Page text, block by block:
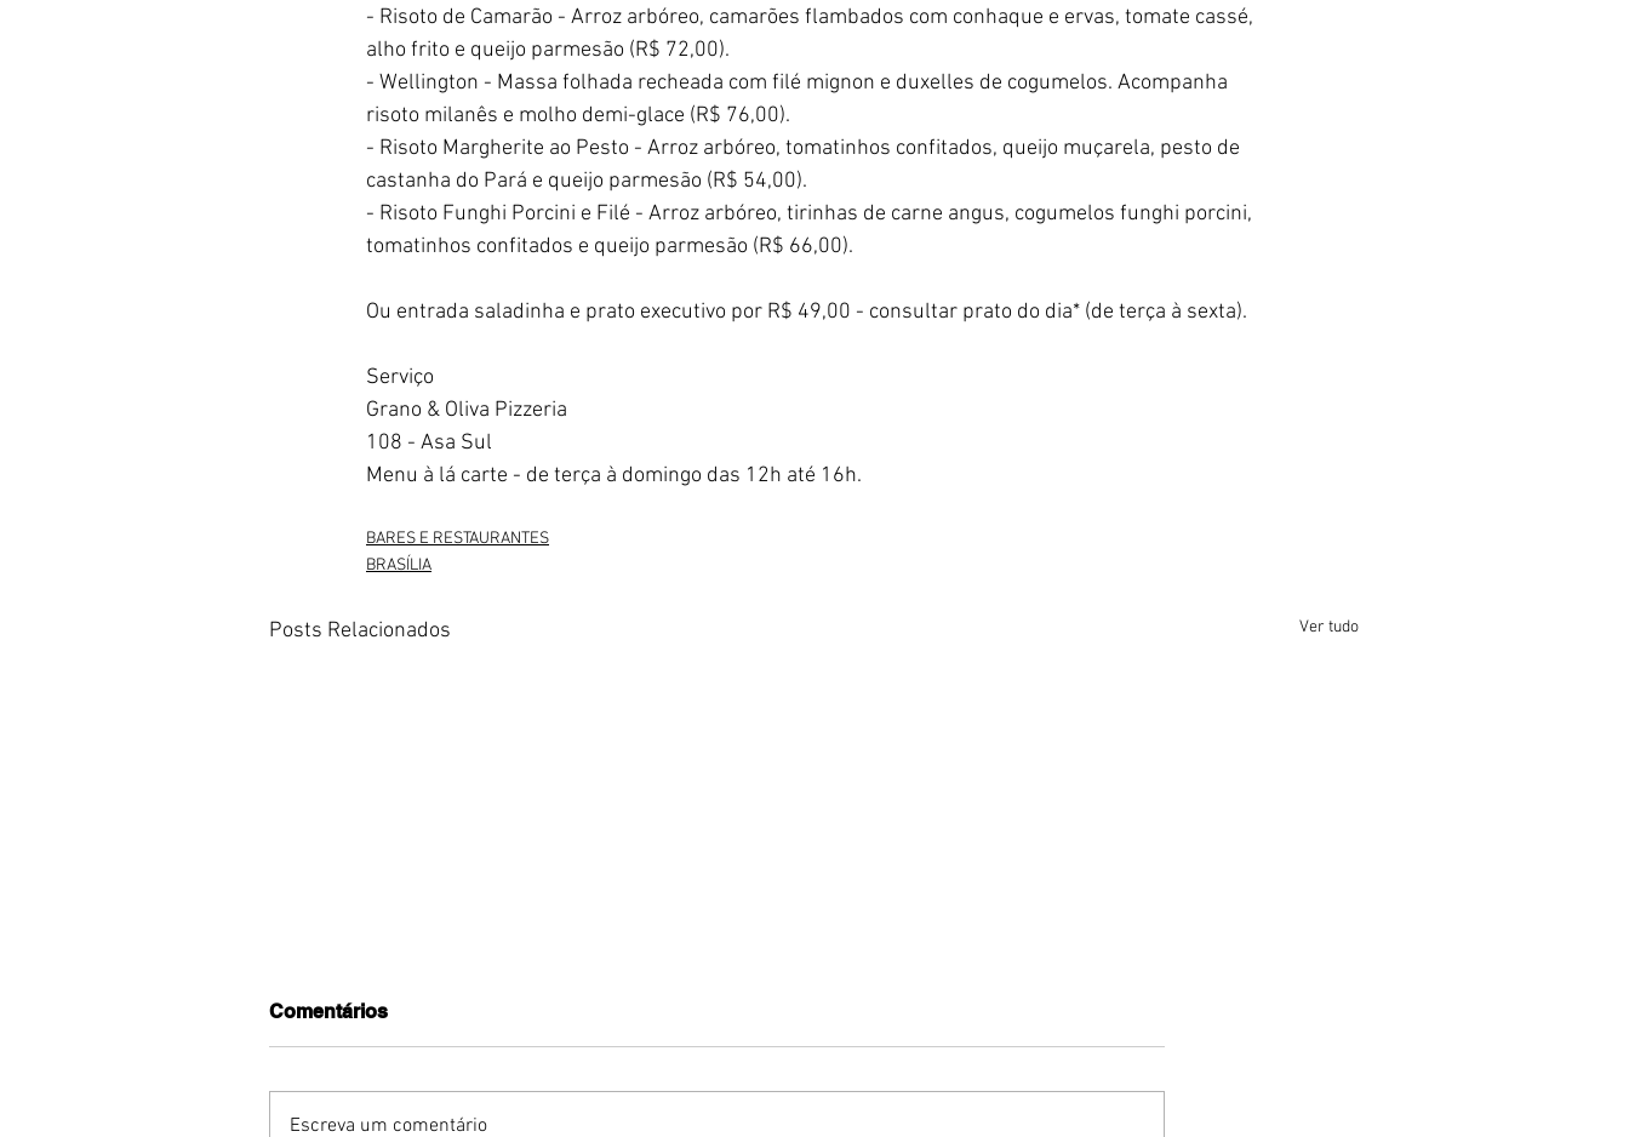
- Risoto de Camarão - Arroz arbóreo, camarões flambados com conhaque e ervas, tomate cassé,
alho frito e queijo parmesão (R$ 72,00).
- Wellington - Massa folhada recheada com filé mignon e duxelles de cogumelos. Acompanha
risoto milanês e molho demi-glace (R$ 76,00).
- Risoto Margherite ao Pesto - Arroz arbóreo, tomatinhos confitados, queijo muçarela, pesto de
castanha do Pará e queijo parmesão (R$ 54,00).
- Risoto Funghi Porcini e Filé - Arroz arbóreo, tirinhas de carne angus, cogumelos funghi porcini,
tomatinhos confitados e queijo parmesão (R$ 66,00).
Ou entrada saladinha e prato executivo por R$ 49,00 - consultar prato do dia* (de terça à sexta).
Serviço
Grano & Oliva Pizzeria
108 - Asa Sul
Menu à lá carte - de terça à domingo das 12h até 16h.
BARES E RESTAURANTES
BRASÍLIA
Posts Relacionados Ver tudo
Comentários
Escreva um comentário